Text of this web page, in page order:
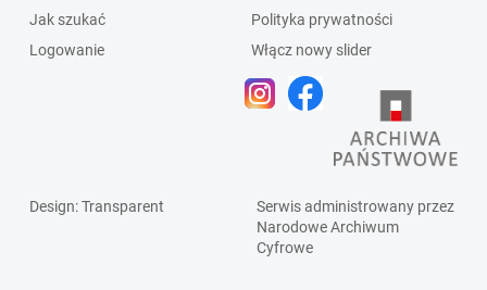
Jak szukać
Logowanie
Polityka prywatności
Włącz nowy slider
Design: Transparent
Serwis administrowany przez
Narodowe Archiwum
Cyfrowe